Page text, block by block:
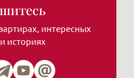
интересных
историях